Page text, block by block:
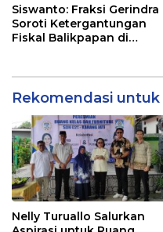
Siswanto: Fraksi Gerindra
Soroti Ketergantungan
Fiskal Balikpapan di
Rekomendasi
Nelly Turuallo Salurkan